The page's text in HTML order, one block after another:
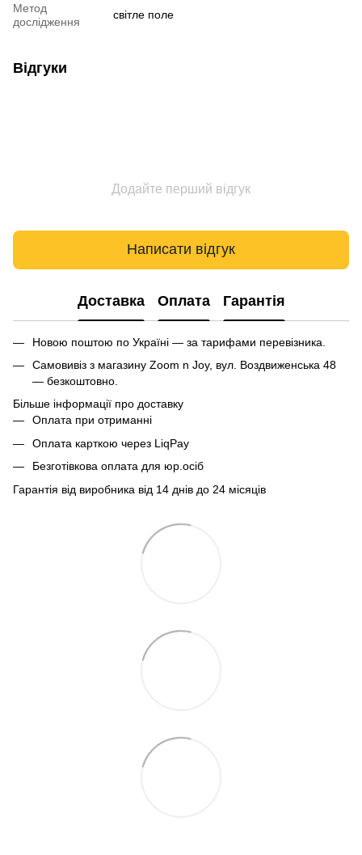
Метод
дослідження
світле поле
Відгуки
Додайте перший відгук
Написати відгук
Доставка Оплата Гарантія
Новою поштою по Україні — за тарифами перевізника.
Самовивіз з магазину Zoom n Joy, вул. Воздвиженська 48
— безкоштовно.
Більше інформації про доставку
Оплата при отриманні
Оплата карткою через LiqPay
Безготівкова оплата для юр.осіб
Гарантія від виробника від 14 днів до 24 місяців